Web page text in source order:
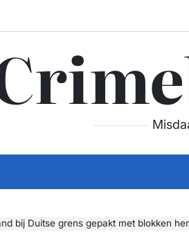
bij Duitse grens gepakt met blokken